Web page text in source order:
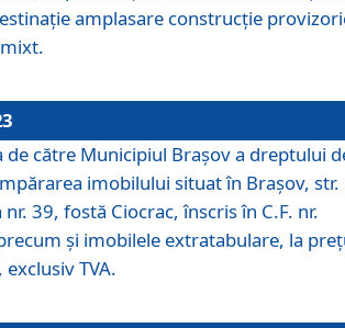
amplasare construcție
de către Municipiul Brașov a dreptului
imobilului situat în Brașov, str.
39, fostă Ciocrac, înscris în C.F. nr.
și imobilele extratabulare, la
TVA.